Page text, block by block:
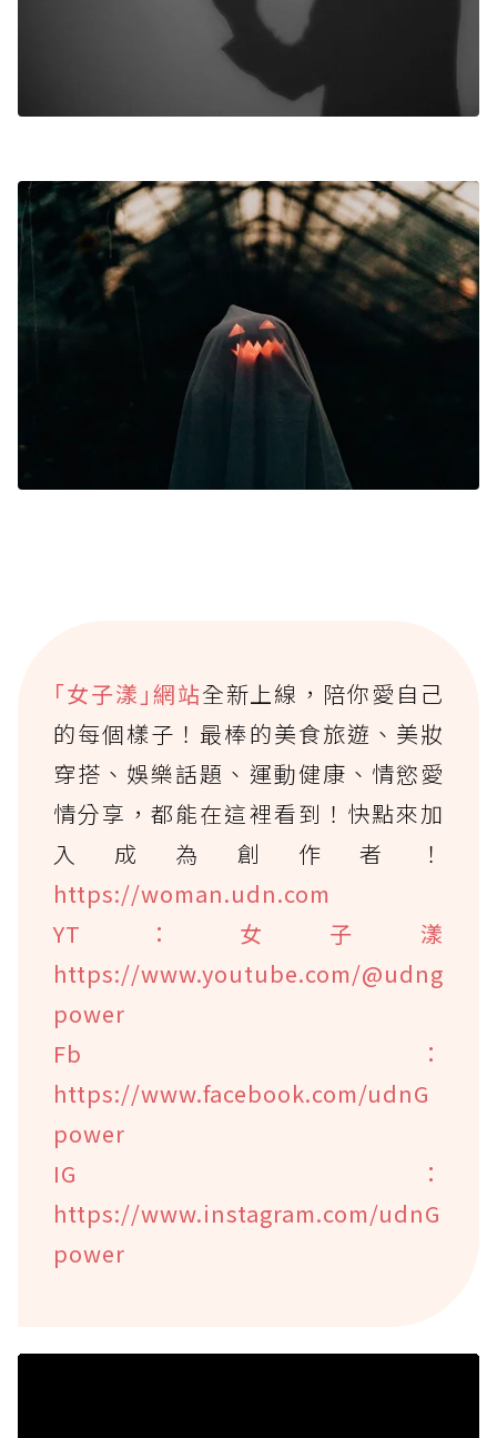
｢女子漾｣網站全新上線，陪你愛自己
的每個樣子！最棒的美食旅遊、美妝
穿搭、娛樂話題、運動健康、情慾愛
情分享，都能在這裡看到！快點來加
入成為創作者！
https://woman.udn.com
YT：女子漾
https://www.youtube.com/@udng
power
Fb：
https://www.facebook.com/udnG
power
IG：
https://www.instagram.com/udnG
power